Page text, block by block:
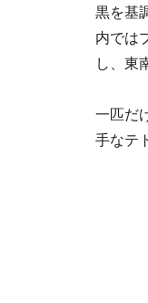
黒を基
内では
し、東
一匹だ
手なテ